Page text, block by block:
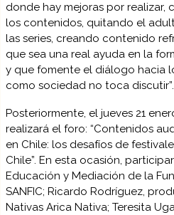
donde hay mejoras por realizar,
los contenidos, quitando el
las series, creando contenido
que sea una real ayuda en la
y que fomente el diálogo hacia
como sociedad no toca discutir”.
Posteriormente, el jueves 21
realizará el foro: “Contenidos
en Chile: los desafíos de
Chile”. En esta ocasión,
Educación y Mediación de la
SANFIC; Ricardo Rodríguez,
Nativas Arica Nativa; Teresita